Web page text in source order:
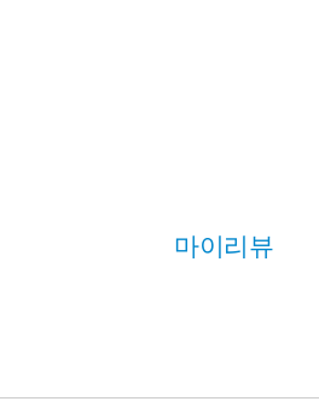
마이리뷰